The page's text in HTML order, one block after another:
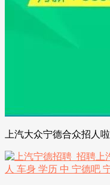
上汽大众宁德合众招人